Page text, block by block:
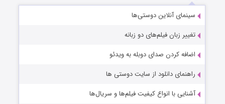
سینمای آنلاین دوستی‌ها
تغییر زبان فیلم‌های دو زبانه
اضافه کردن صدای دوبله به ویدئو
راهنمای دانلود از سایت دوستی ها
آشنایی با انواع کیفیت فیلم‌ها و سریال‌ها